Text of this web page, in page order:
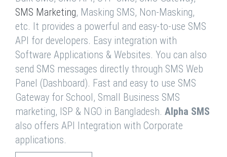
SMS Marketing, Masking SMS, Non-Masking,
etc. It provides a powerful and easy-to-use SMS
API for developers. Easy integration with
Software Applications & Websites. You can also
send SMS messages directly through SMS Web
Panel (Dashboard). Fast and easy to use SMS
Gateway for School, Small Business SMS
marketing, ISP & NGO in Bangladesh. Alpha SMS
also offers API Integration with Corporate
applications.